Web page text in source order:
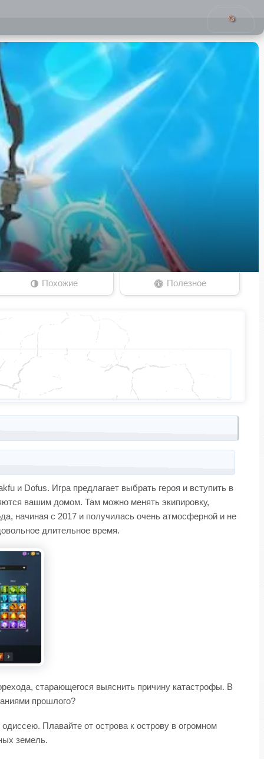
Похожие Полезное
и Dofus. Игра предлагает выбрать героя и вступить в
вашим домом. Там можно менять экипировку,
начиная с 2017 и получилась очень атмосферной и не
длительное время.
старающегося выяснить причину катастрофы. В
прошлого?
Плавайте от острова к острову в огромном
земель.